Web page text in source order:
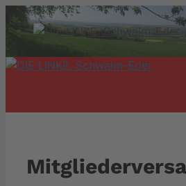
Zum
Inhalt
springen